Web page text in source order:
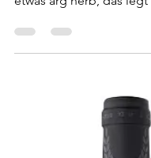
Barbera
frisch, leicht fruchtig
bestellt habe ich den